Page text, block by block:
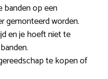
banden op een
gemonteerd worden.
en je hoeft niet te
te kopen of